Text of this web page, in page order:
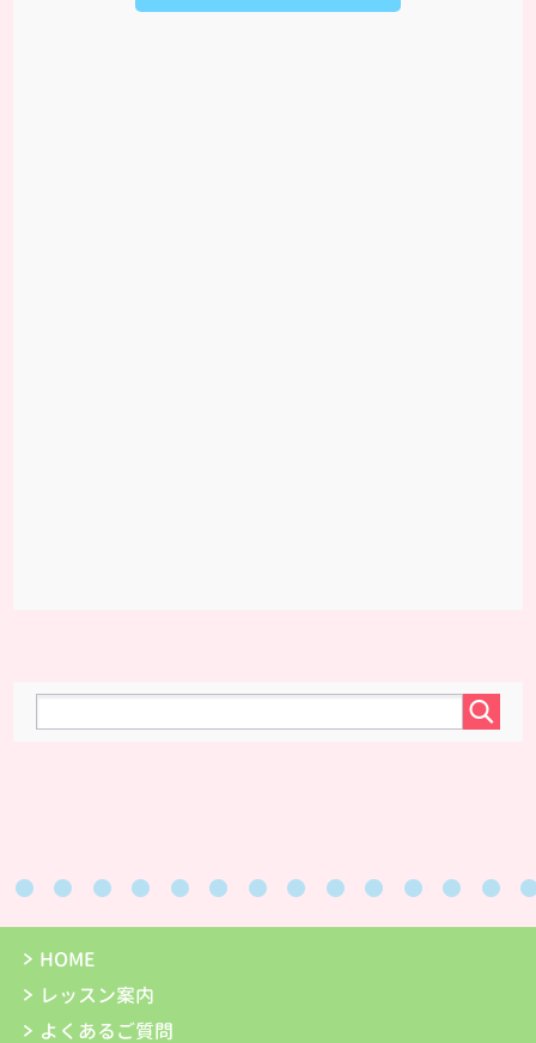
HOME
レッスン案内
よくあるご質問